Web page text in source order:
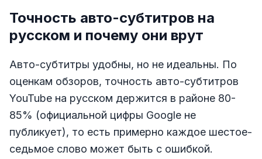
Точность авто-субтитров на
русском и почему они врут
Авто-субтитры удобны, но не идеальны. По
оценкам обзоров, точность авто-субтитров
YouTube на русском держится в районе 80-
85% (официальной цифры Google не
публикует), то есть примерно каждое шестое-
седьмое слово может быть с ошибкой.